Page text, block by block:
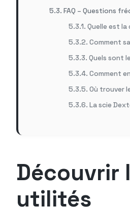
FAQ – Questions
Quelle est
Comment
Quels sont
Comment
Où trouver
La scie
Découvrir
utilités